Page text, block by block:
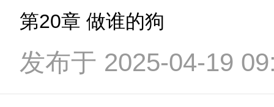
第20章 做谁的狗
发布于 2025-04-19